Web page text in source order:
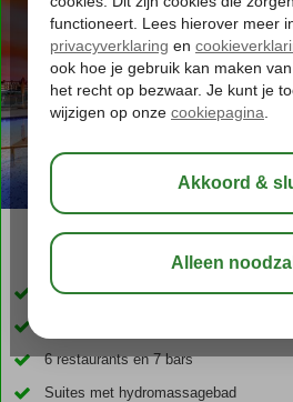
aug 28°C
Op loopafstand van het strand
6 restaurants en 7 bars
Suites met hydromassagebad